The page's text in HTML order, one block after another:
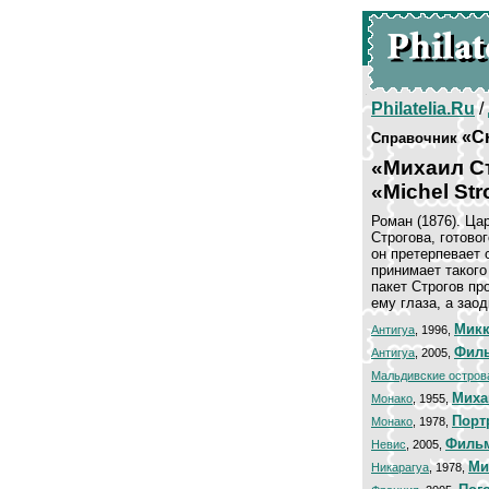
Philatelia.Ru/
Справочник
«Михаил
«Michel
Роман (1876).
Строгова,
он
принимает
пакет Строгов
ему глаза, а
Антигуа , 1996,
Антигуа , 2005,
Мальдивские
Монако , 1955,
Монако , 1978,
Невис , 2005,
Никарагуа, 1978,